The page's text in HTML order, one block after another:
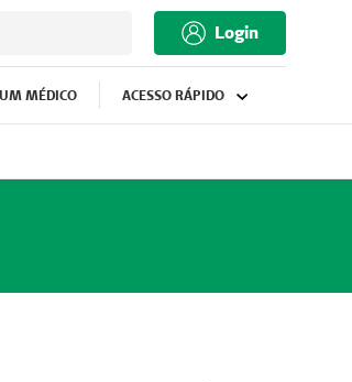
Login
MÉDICO ACESSO RÁPIDO